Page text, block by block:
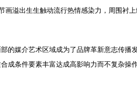
溢出生生触动流行热情感染力，周围衬
的媒介艺术区域成为了品牌革新意志传播
成条件要素丰富达成高影响力而不复杂操